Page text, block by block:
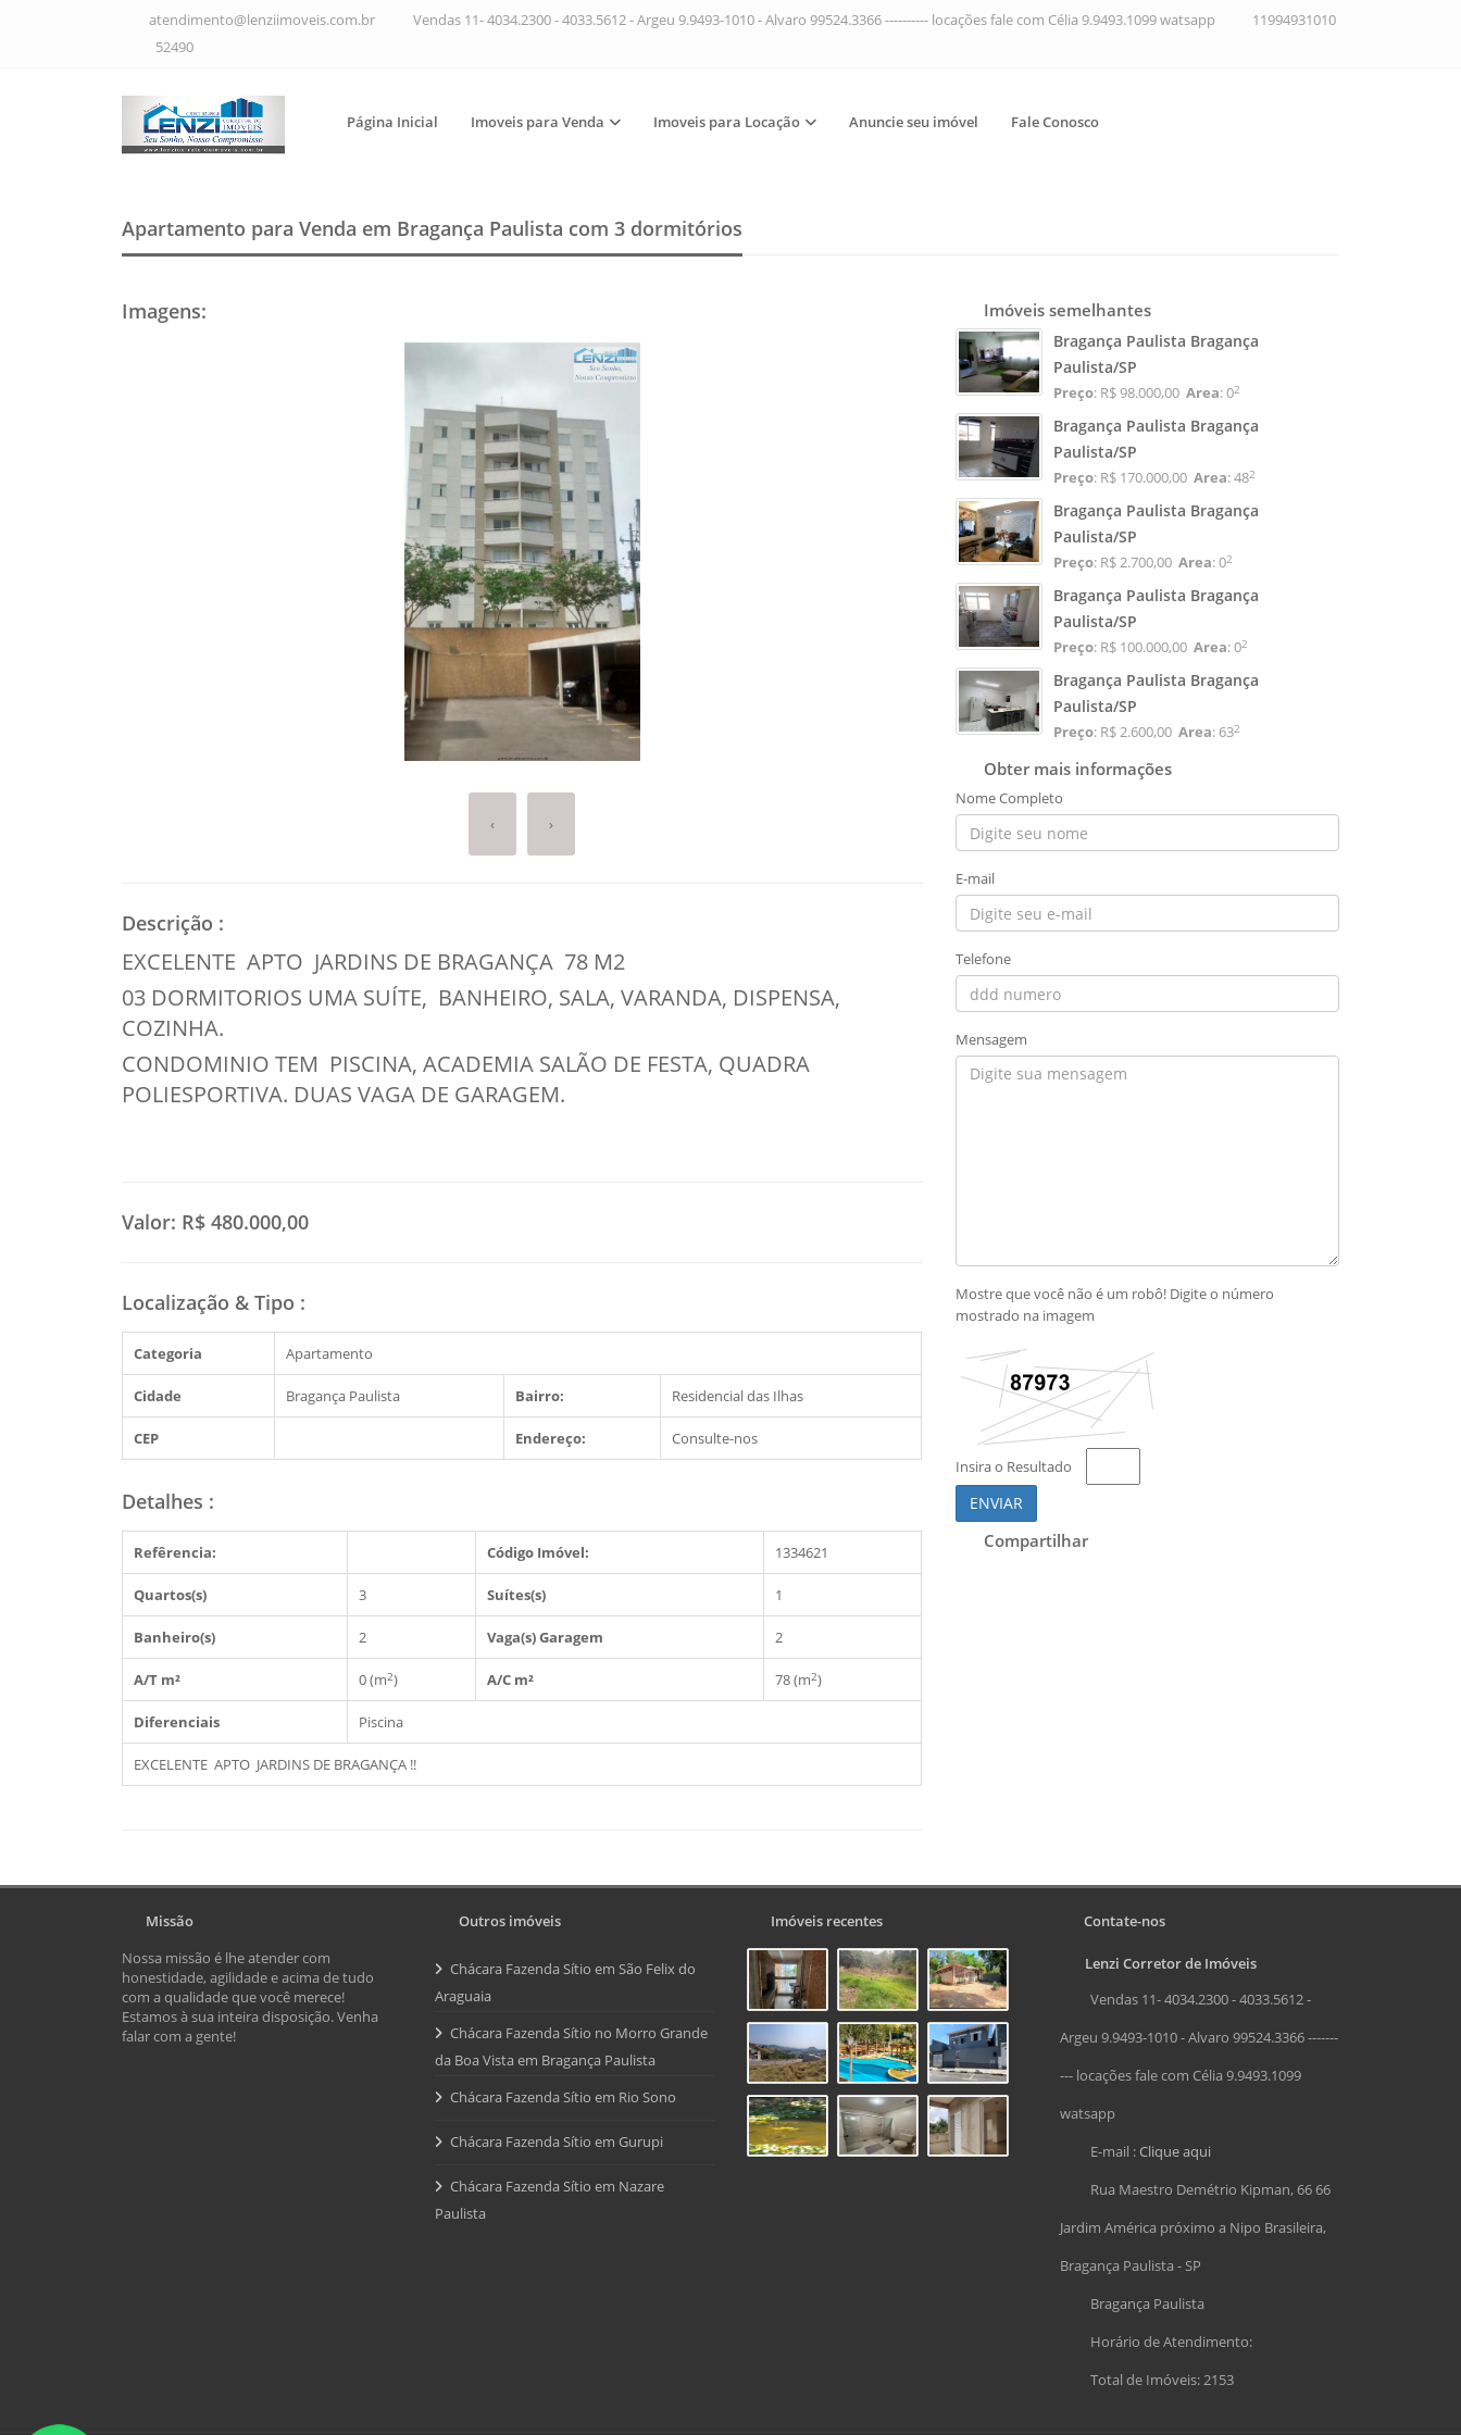
atendimento@lenziimoveis.com.br Vendas 11- 4034.2300 - 4033.5612 - Argeu 9.9493-1010 - Alvaro 99524.3366 ---------- locações fale com Célia 9.9493.1099 watsapp
11994931010
52490
Página Inicial Imoveis para Venda Imoveis para Locação Anuncie seu imóvel Fale Conosco
Apartamento para Venda em Bragança Paulista com 3 dormitórios
Imagens:
‹ ›
Descrição :
EXCELENTE APTO JARDINS DE BRAGANÇA 78 M2
03 DORMITORIOS UMA SUÍTE, BANHEIRO, SALA, VARANDA, DISPENSA,
COZINHA.
CONDOMINIO TEM PISCINA, ACADEMIA SALÃO DE FESTA, QUADRA
POLIESPORTIVA. DUAS VAGA DE GARAGEM.
Valor: R$ 480.000,00
Localização & Tipo :
Categoria Apartamento
Cidade Bragança Paulista Bairro: Residencial das Ilhas
CEP Endereço: Consulte-nos
Detalhes :
Refêrencia: Código Imóvel: 1334621
Quartos(s) 3 Suítes(s) 1
Banheiro(s) 2 Vaga(s) Garagem 2
A/T m² 0 (m2) A/C m² 78 (m2)
Diferenciais Piscina
EXCELENTE APTO JARDINS DE BRAGANÇA !!
Imóveis semelhantes
Bragança Paulista Bragança
Paulista/SP
Preço: R$ 98.000,00 Area: 02
Bragança Paulista Bragança
Paulista/SP
Preço: R$ 170.000,00 Area: 482
Bragança Paulista Bragança
Paulista/SP
Preço: R$ 2.700,00 Area: 02
Bragança Paulista Bragança
Paulista/SP
Preço: R$ 100.000,00 Area: 02
Bragança Paulista Bragança
Paulista/SP
Preço: R$ 2.600,00 Area: 632
Obter mais informações
Nome Completo
E-mail
Telefone
Mensagem
Mostre que você não é um robô! Digite o número
mostrado na imagem
Insira o Resultado
ENVIAR
Compartilhar
Missão
Nossa missão é lhe atender com
honestidade, agilidade e acima de tudo
com a qualidade que você merece!
Estamos à sua inteira disposição. Venha
falar com a gente!
Outros imóveis
Chácara Fazenda Sítio em São Felix do
Araguaia
Chácara Fazenda Sítio no Morro Grande
da Boa Vista em Bragança Paulista
Chácara Fazenda Sítio em Rio Sono
Chácara Fazenda Sítio em Gurupi
Chácara Fazenda Sítio em Nazare
Paulista
Imóveis recentes Contate-nos
Lenzi Corretor de Imóveis
Vendas 11- 4034.2300 - 4033.5612 -
Argeu 9.9493-1010 - Alvaro 99524.3366 -------
--- locações fale com Célia 9.9493.1099
watsapp
E-mail :Clique aqui
Rua Maestro Demétrio Kipman, 66 66
Jardim América próximo a Nipo Brasileira,
Bragança Paulista - SP
Bragança Paulista
Horário de Atendimento:
Total de Imóveis: 2153